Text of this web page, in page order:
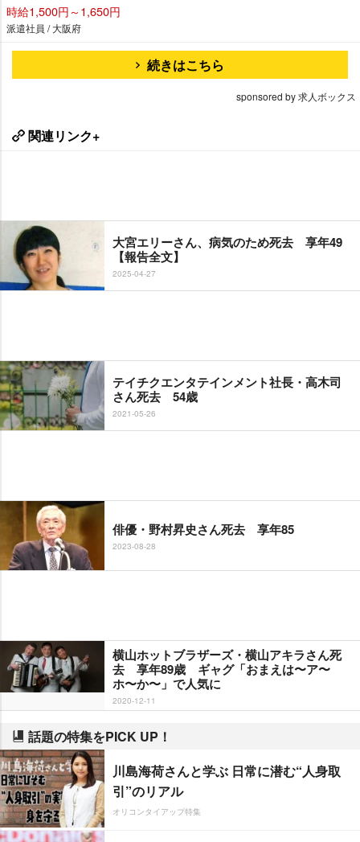
時給1,500円～1,650円
派遣社員 / 大阪府
続きはこちら
sponsored by 求人ボックス
関連リンク+
大宮エリーさん、病気のため死去 享年49
【報告全文】
2025-04-27
テイチクエンタテインメント社長・高木司
さん死去 54歳
2021-05-26
俳優・野村昇史さん死去 享年85
2023-08-28
横山ホットブラザーズ・横山アキラさん死
去 享年89歳 ギャグ「おまえは〜ア〜
ホ〜か〜」で人気に
2020-12-11
話題の特集をPICK UP！
川島海荷さんと学ぶ 日常に潜む“人身取
引”のリアル
オリコンタイアップ特集